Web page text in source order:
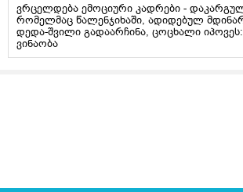
ვრცელდება ემოციური კადრები -
რომელმაც წალენჯიხაში, ადიდებულ
დედა-შვილი გადაარჩინა, ცოცხალი
ვინაობა